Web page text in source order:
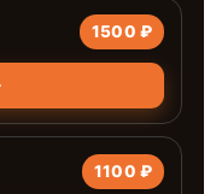
1500 ₽
1100 ₽